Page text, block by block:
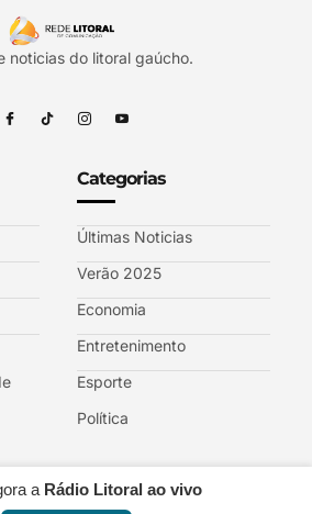
noticias do litoral gaúcho.
a Rádio Litoral ao vivo
Categorias
Últimas Noticias
Verão 2025
Economia
Entretenimento
Esporte
Política
RS © 2025 sob afiliação TV GAZETA.